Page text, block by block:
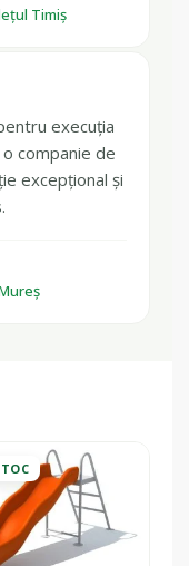
Timiș
execuția
companie de
excepțional și